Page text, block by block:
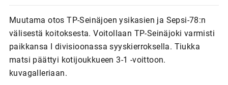
Muutama otos TP-Seinäjoen ysikasien ja Sepsi-78:n
välisestä koitoksesta. Voitollaan TP-Seinäjoki varmisti
paikkansa I divisioonassa syyskierroksella. Tiukka
matsi päättyi kotijoukkueen 3-1 -voittoon.
kuvagalleriaan.